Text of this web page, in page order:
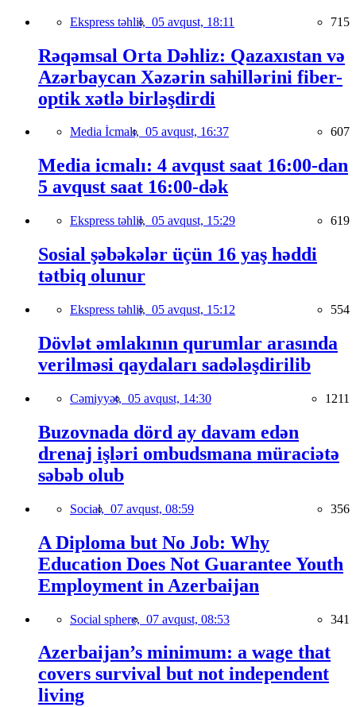
Ekspress təhlil, 05 avqust, 18:11 715
Rəqəmsal Orta Dəhliz: Qazaxıstan və
Azərbaycan Xəzərin sahillərini fiber-
optik xətlə birləşdirdi
Media İcmalı, 05 avqust, 16:37 607
Media icmalı: 4 avqust saat 16:00-dan
5 avqust saat 16:00-dək
Ekspress təhlil, 05 avqust, 15:29 619
Sosial şəbəkələr üçün 16 yaş həddi
tətbiq olunur
Ekspress təhlil, 05 avqust, 15:12 554
Dövlət əmlakının qurumlar arasında
verilməsi qaydaları sadələşdirilib
Cəmiyyət, 05 avqust, 14:30 1211
Buzovnada dörd ay davam edən
drenaj işləri ombudsmana müraciətə
səbəb olub
Social, 07 avqust, 08:59 356
A Diploma but No Job: Why
Education Does Not Guarantee Youth
Employment in Azerbaijan
Social sphere, 07 avqust, 08:53 341
Azerbaijan’s minimum: a wage that
covers survival but not independent
living